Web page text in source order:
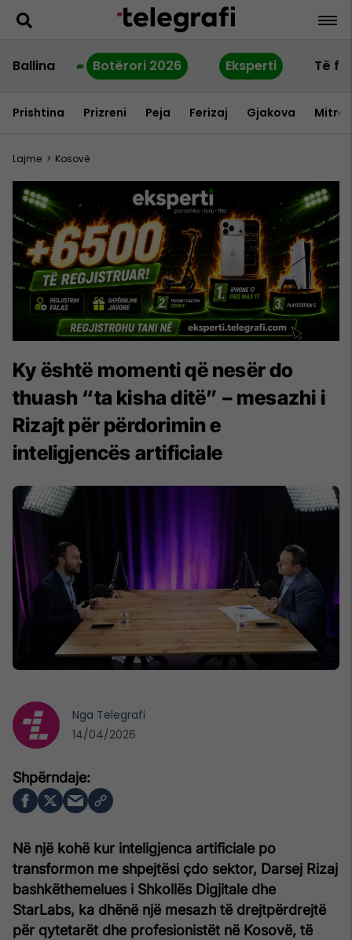
Ballina Botërori 2026 Eksperti Të
Prishtina Prizreni Peja Ferizaj Gjakova
Lajme > Kosovë
Ky është momenti që nesër do
thuash “ta kisha ditë” – mesazhi i
Rizajt për përdorimin e
inteligjencës artificiale
Në një kohë kur inteligjenca artificiale po
transformon me shpejtësi çdo sektor, Darsej Rizaj
bashkëthemelues i Shkollës Digjitale dhe
StarLabs, ka dhënë një mesazh të drejtpërdrejtë
për qytetarët dhe profesionistët në Kosovë, të
Nga Telegrafi
14/04/2026